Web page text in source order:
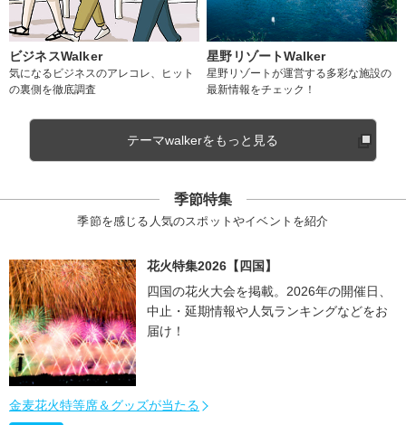
ビジネスWalker
気になるビジネスのアレコレ、ヒット
の裏側を徹底調査
星野リゾートWalker
星野リゾートが運営する多彩な施設の
最新情報をチェック！
テーマwalkerをもっと見る
季節特集
季節を感じる人気のスポットやイベントを紹介
花火特集2026【四国】
四国の花火大会を掲載。2026年の開催日、
中止・延期情報や人気ランキングなどをお
届け！
金麦花火特等席＆グッズが当たる